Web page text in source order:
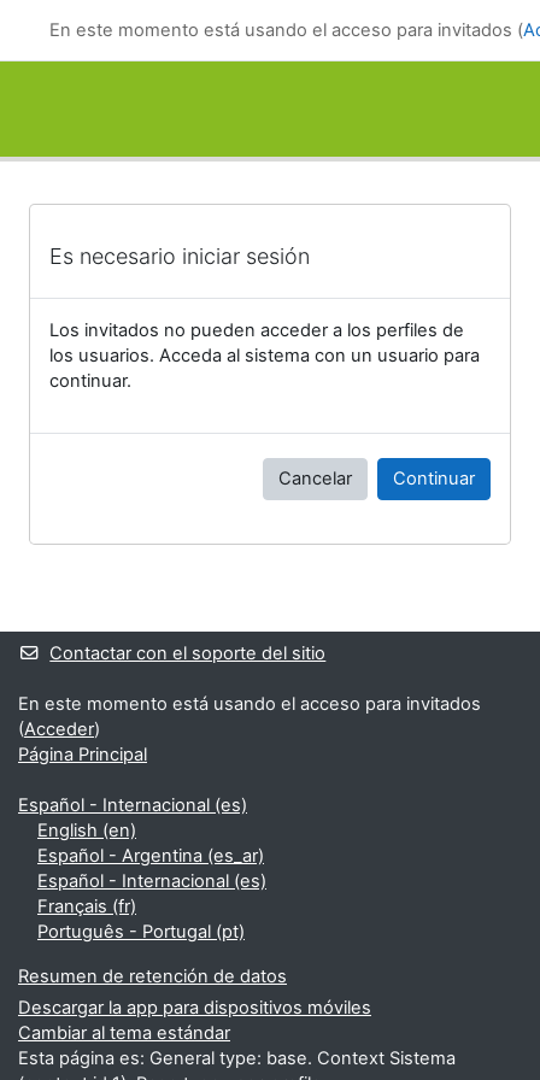
En este momento está usando el acceso para invitados (
Es necesario iniciar sesión
Los invitados no pueden acceder a los perfiles de
los usuarios. Acceda al sistema con un usuario para
continuar.
Cancelar Continuar
Bloques suplementarios
Contactar con el soporte del sitio
En este momento está usando el acceso para invitados
(Acceder)
Página Principal
Español - Internacional ‎(es)‎
English ‎(en)‎
Español - Argentina ‎(es_ar)‎
Español - Internacional ‎(es)‎
Français ‎(fr)‎
Português - Portugal ‎(pt)‎
Resumen de retención de datos
Descargar la app para dispositivos móviles
Cambiar al tema estándar
Esta página es: General type: base. Context Sistema